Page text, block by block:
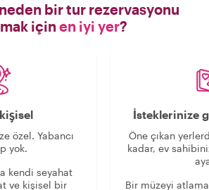
bir tur rezervasyonu
için en iyi yer?
özel. Yabancı
yok.
kendi seyahat
ve kişisel bir
İsteklerinize
Öne çıkan
kadar, ev
Bir müzeyi